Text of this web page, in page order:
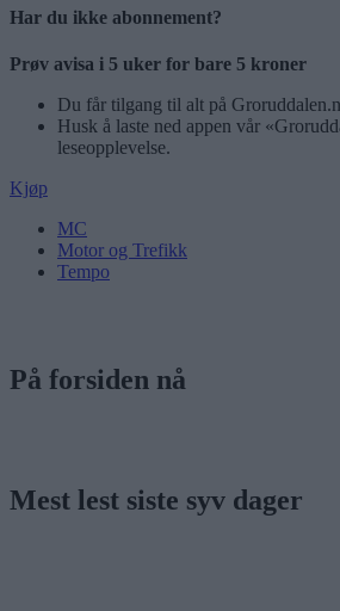
Har du ikke abonnement?
Prøv avisa i 5 uker for bare 5 kroner
Du får tilgang til alt på
Husk å laste ned appen vår
leseopplevelse.
Kjøp
MC
Motor og Trefikk
Tempo
På forsiden nå
Mest lest siste syv dager